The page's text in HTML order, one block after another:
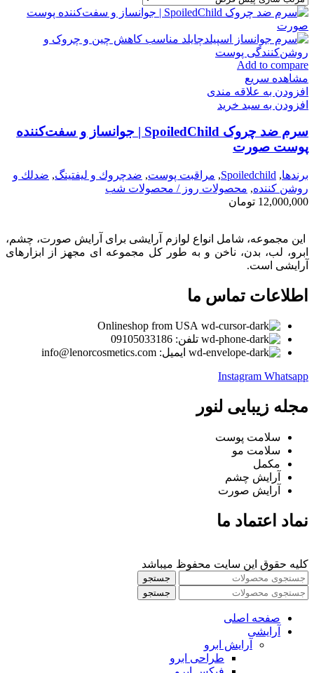
Add to compare
مشاهده سریع
افزودن به علاقه مندی
افزودن به سبد خرید
سرم ضد چروک SpoiledChild | جوانساز و سفت‌کننده
پوست صورت
برندها,
Spoiledchild
, مراقبت پوست, ضدچروك و ليفتينگ, ضدلك و
روشن كننده, محصولات روز / محصولات شب
12,000,000 تومان
این مجموعه، شامل انواع لوازم آرایشی برای آرایش صورت، چشم،
ابرو، لب، بدن، ناخن و به طور کل مجموعه ای مجهز از ابزارهای
آرایشی است.
اطلاعات تماس ما
Onlineshop from USA
تلفن: 09105033186
ایمیل: info@lenorcosmetics.com
Instagram Whatsapp
مجله زیبایی لنور
سلامت پوست
سلامت مو
مکمل
آرایش چشم
آرایش صورت
نماد اعتماد ما
کلیه حقوق این سایت محفوظ میباشد
جستجو
جستجو
صفحه اصلی
آرایشی
آرايش ابرو
طراحی ابرو